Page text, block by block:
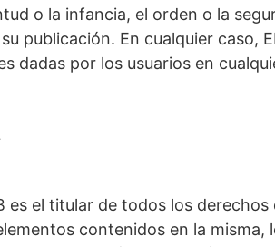
o la infancia, el orden o la
publicación. En cualquier caso,
dadas por los usuarios en
es el titular de todos los
contenidos en la